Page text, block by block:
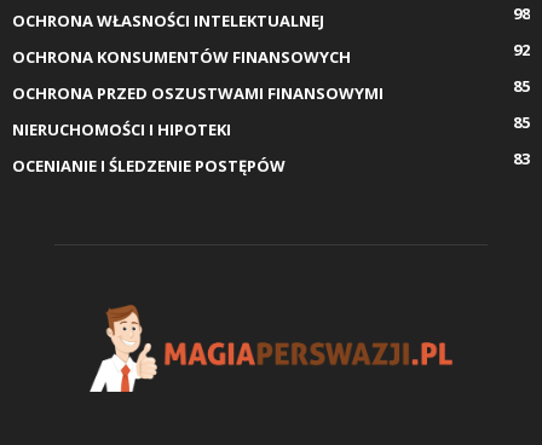
OCHRONA WŁASNOŚCI INTELEKTUALNEJ
98
OCHRONA KONSUMENTÓW FINANSOWYCH
92
OCHRONA PRZED OSZUSTWAMI FINANSOWYMI
85
NIERUCHOMOŚCI I HIPOTEKI
85
OCENIANIE I ŚLEDZENIE POSTĘPÓW
83